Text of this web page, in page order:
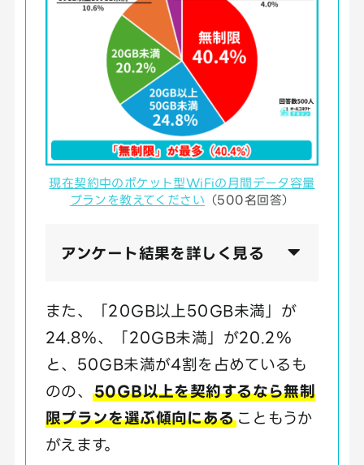
現在契約中のポケット型WiFiの月間データ容量
プランを教えてください （500名回答）
アンケート結果を詳しく見る
また、「20GB以上50GB未満」が
24.8％、「20GB未満」が20.2％
と、50GB未満が4割を占めているも
のの、50GB以上を契約するなら無制
限プランを選ぶ傾向にあることもうか
がえます。